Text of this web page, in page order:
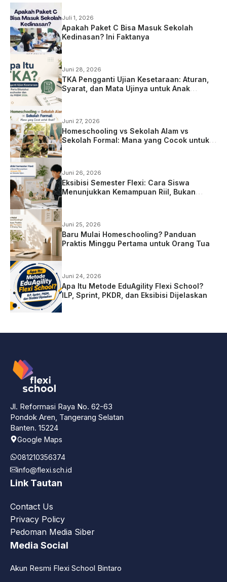
Juli 1, 2026
Apakah Paket C Bisa Masuk Sekolah
Kedinasan? Ini Faktanya
Juni 28, 2026
TKA Pengganti Ujian Kesetaraan: Aturan,
Syarat, dan Mata Ujinya untuk Anak
Juni 27, 2026
Homeschooling vs Sekolah Alam vs
Sekolah Formal: Mana yang Cocok untuk
Juni 26, 2026
Eksibisi Semester Flexi: Cara Siswa
Menunjukkan Kemampuan Riil, Bukan
Juni 25, 2026
Baru Mulai Homeschooling? Panduan
Praktis Minggu Pertama untuk Orang Tua
Juni 24, 2026
Apa Itu Metode EduAgility Flexi School?
ILP, Sprint, PKDR, dan Eksibisi Dijelaskan
Jl. Reformasi Raya No. 62-63
Pondok Aren, Tangerang Selatan
Banten. 15224
Google Maps
081210356374
info@flexi.sch.id
Link Tautan
Contact Us
Privacy Policy
Pedoman Media Siber
Media Social
Akun Resmi Flexi School Bintaro